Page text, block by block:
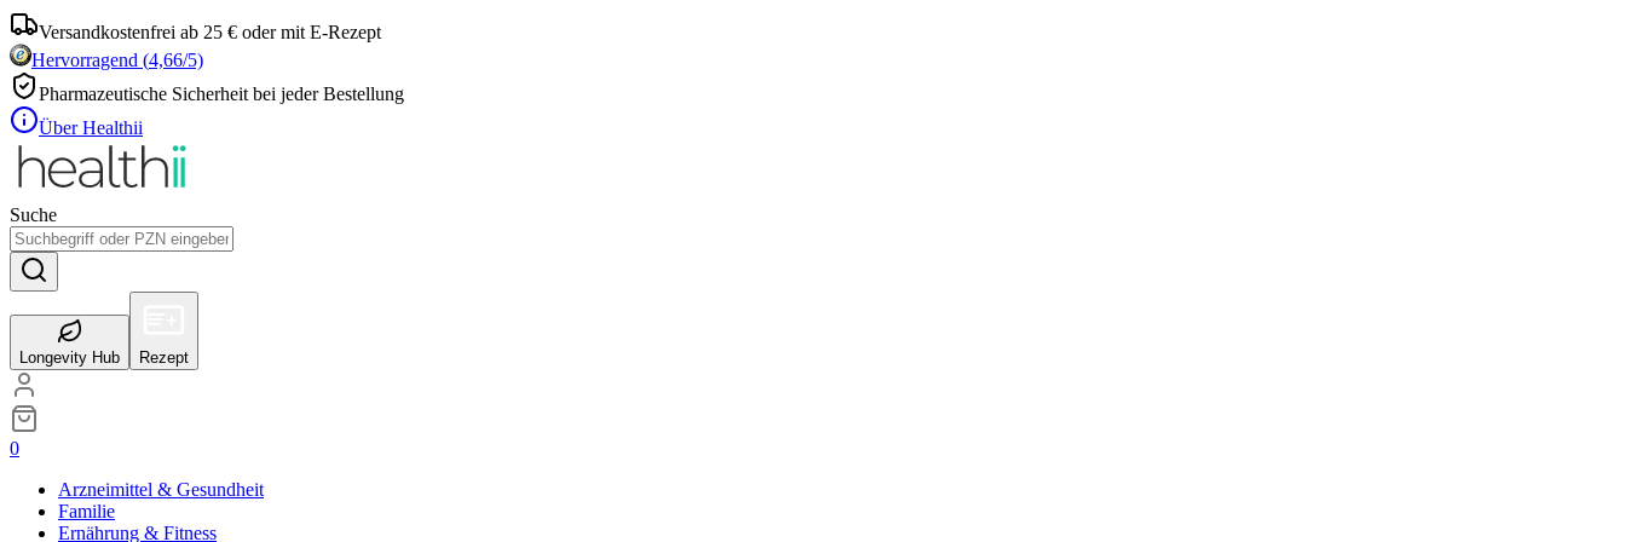
Versandkostenfrei ab 25 € oder mit E-Rezept
Hervorragend (4,66/5)
Pharmazeutische Sicherheit bei jeder Bestellung
Über Healthii
Suche
Longevity Hub Rezept
0
Arzneimittel & Gesundheit
Familie
Ernährung & Fitness